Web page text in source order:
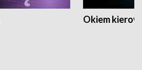
Okiem